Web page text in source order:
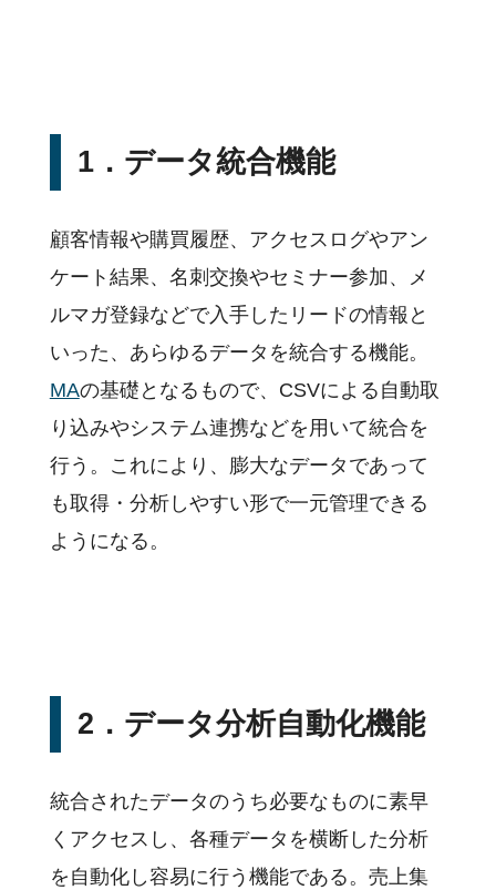
1．データ統合機能
顧客情報や購買履歴、アクセスログやアン
ケート結果、名刺交換やセミナー参加、メ
ルマガ登録などで入手したリードの情報と
いった、あらゆるデータを統合する機能。
MAの基礎となるもので、CSVによる自動取
り込みやシステム連携などを用いて統合を
行う。これにより、膨大なデータであって
も取得・分析しやすい形で一元管理できる
ようになる。
2．データ分析自動化機能
統合されたデータのうち必要なものに素早
くアクセスし、各種データを横断した分析
を自動化し容易に行う機能である。売上集